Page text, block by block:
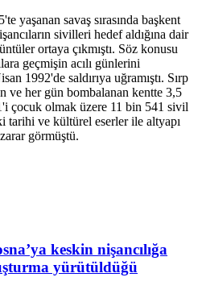
yaşanan savaş sırasında başkent
sivilleri hedef aldığına dair
ortaya çıkmıştı. Söz konusu
geçmişin acılı günlerini
1992'de saldırıya uğramıştı. Sırp
ve her gün bombalanan kentte 3,5
çocuk olmak üzere 11 bin 541 sivil
tarihi ve kültürel eserler ile altyapı
görmüştü.
keskin nişancılığa
yürütüldüğü